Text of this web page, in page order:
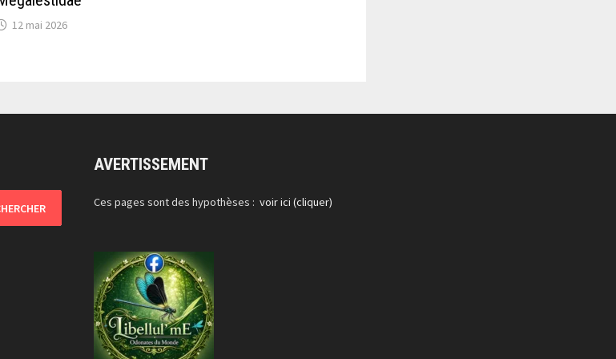
12 mai 2026
AVERTISSEMENT
Ces pages sont des hypothèses : voir ici (cliquer)